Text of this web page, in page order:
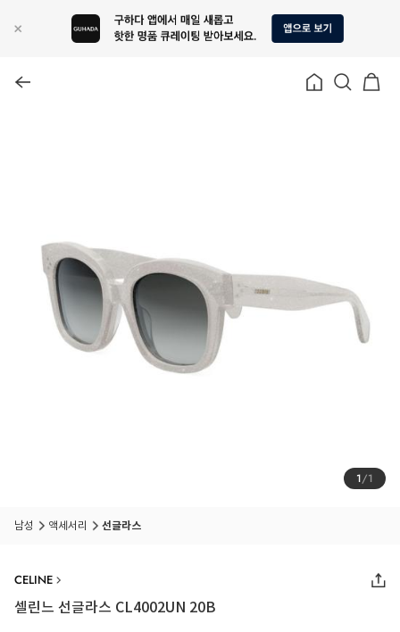
1/1
남성 액세서리 선글라스
CELINE
셀린느 선글라스 CL4002UN 20B